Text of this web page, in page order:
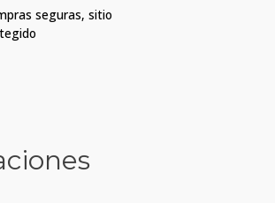
seguras, sitio